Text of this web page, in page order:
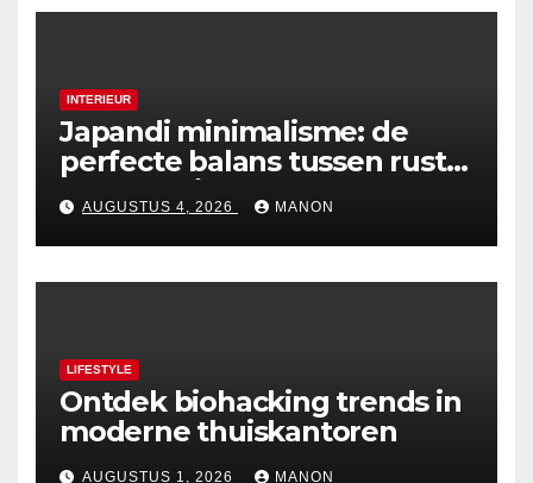
INTERIEUR
Japandi minimalisme: de
perfecte balans tussen rust
en esthetiek
AUGUSTUS 4, 2026 MANON
LIFESTYLE
Ontdek biohacking trends in
moderne thuiskantoren
AUGUSTUS 1, 2026 MANON